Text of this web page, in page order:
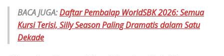
BACA JUGA:Daftar Pembalap WorldSBK 2026: Semua
Kursi Terisi, Silly Season Paling Dramatis dalam Satu
Dekade